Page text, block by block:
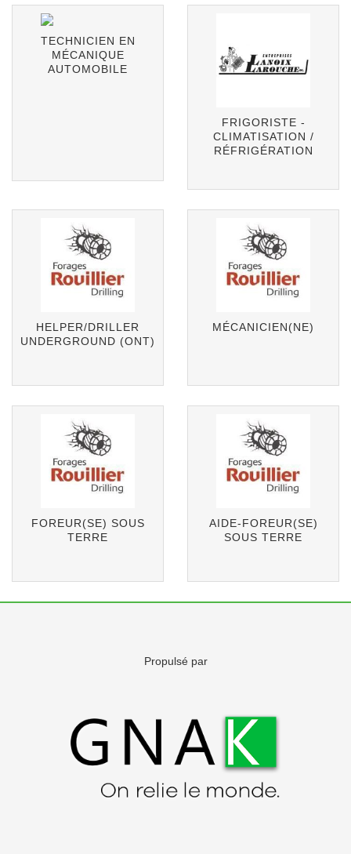
TECHNICIEN EN
MÉCANIQUE
AUTOMOBILE
FRIGORISTE -
CLIMATISATION /
RÉFRIGÉRATION
HELPER/DRILLER
UNDERGROUND (ONT)
MÉCANICIEN(NE)
FOREUR(SE) SOUS
TERRE
AIDE-FOREUR(SE)
SOUS TERRE
Propulsé par